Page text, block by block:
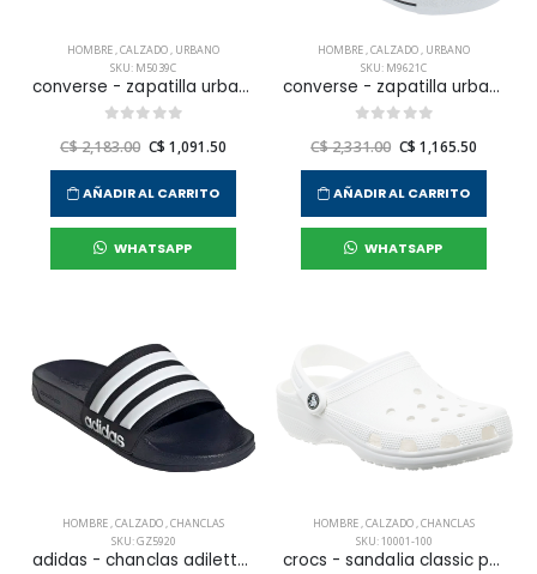
HOMBRE,CALZADO, URBANO
SKU: M5039C
converse - zapatilla urbana chuck taylor all star core ox para hombre
C$ 2,183.00 C$ 1,091.50
AÑADIR AL CARRITO
WHATSAPP
HOMBRE,CALZADO, URBANO
SKU: M9621C
converse - zapatilla urbana chuck taylor all star core hi para hombre
C$ 2,331.00 C$ 1,165.50
AÑADIR AL CARRITO
WHATSAPP
HOMBRE,CALZADO,CHANCLAS
SKU: GZ5920
adidas - chanclas adilette shower para hombre
HOMBRE,CALZADO,CHANCLAS
SKU: 10001-100
crocs - sandalia classic para hombre